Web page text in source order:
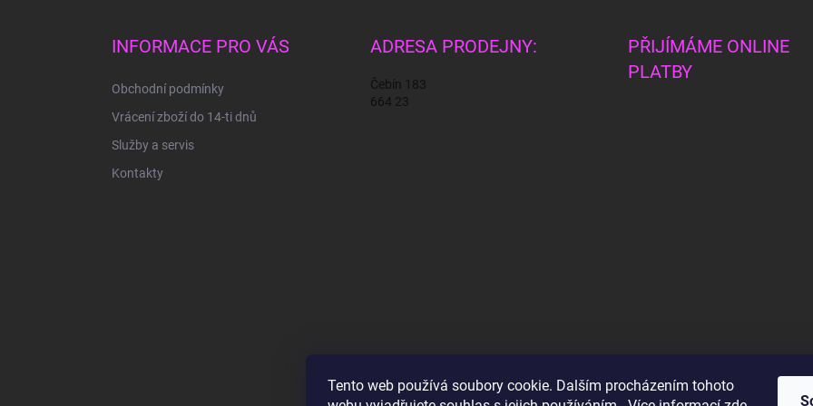
Tento web používá soubory cookie. Dalším procházením tohoto
INFORMACE PRO VÁS
Obchodní podmínky
Vrácení zboží do 14-ti dnů
Služby a servis
Kontakty
ADRESA PRODEJNY:
Čebín 183
664 23
PŘIJÍMÁME ONLINE
PLATBY